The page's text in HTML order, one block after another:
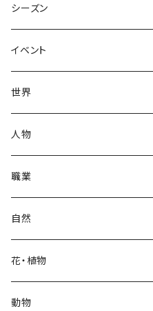
シーズン
春
夏
秋
冬
イベント
出産・育児
母の日
中秋節
クリスマス
福袋
ブラックフライデー
世界
ハワイアン
パリ
ロシアン
アフリカン
日本
人物
赤ちゃん
女性
男性
子供
職業
医者
自然
海
雲
花・植物
カーネーション
動物